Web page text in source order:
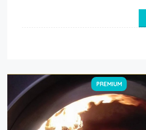
PREMIUM